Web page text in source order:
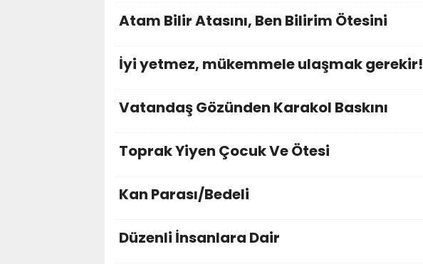
Atam Bilir Atasını, Ben Bilirim Ötesini
İyi yetmez, mükemmele ulaşmak gerekir!
Vatandaş Gözünden Karakol Baskını
Toprak Yiyen Çocuk Ve Ötesi
Kan Parası/Bedeli
Düzenli İnsanlara Dair